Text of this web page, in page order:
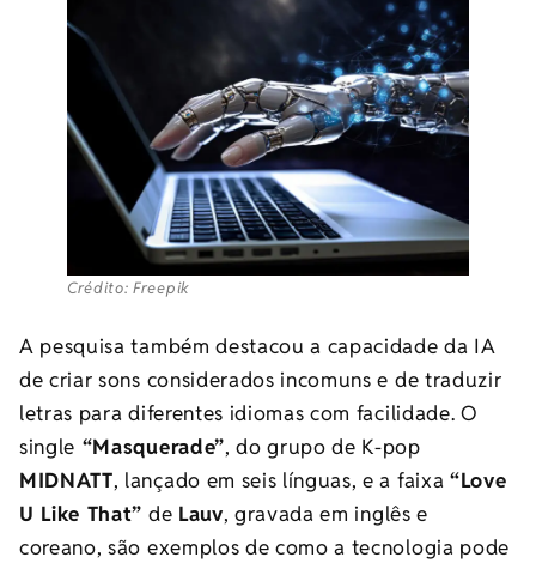
Crédito: Freepik
A pesquisa também destacou a capacidade da IA
de criar sons considerados incomuns e de traduzir
letras para diferentes idiomas com facilidade. O
single “Masquerade”, do grupo de K-pop
MIDNATT, lançado em seis línguas, e a faixa “Love
U Like That” de Lauv, gravada em inglês e
coreano, são exemplos de como a tecnologia pode